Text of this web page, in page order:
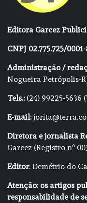
Editora Garcez
CNPJ 02.775.725/
Administração /
Nogueira Petrópolis-
Tels.:(24) 99225-5636
E-mail:
Diretora e jornalista
Garcez (Registro nº
Editor: Demétrio do
Atenção: os artigos
responsabilidade de